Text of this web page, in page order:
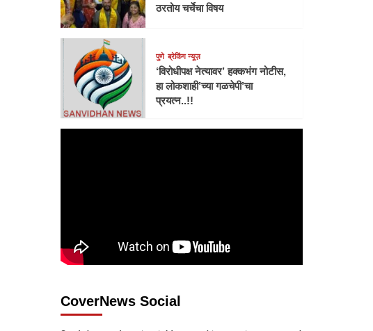
ठरतोय चर्चेचा विषय
पुणे ब्रेकिंग न्यूज़
‘विरोधीपक्ष नेत्यावर’ हक्कभंग नोटीस,
हा लोकशाही’च्या गळचेपी’चा
प्रयत्न..!!
CoverNews Social